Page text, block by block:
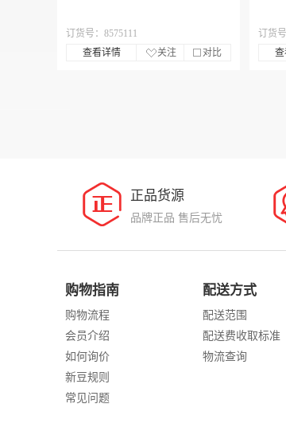
订货号：8575111
查看详情
关注 对比
订货
正品货源
品牌正品 售后无忧
购物指南
购物流程
会员介绍
如何询价
新豆规则
常见问题
配送方式
配送范围
配送费收取标准
物流查询